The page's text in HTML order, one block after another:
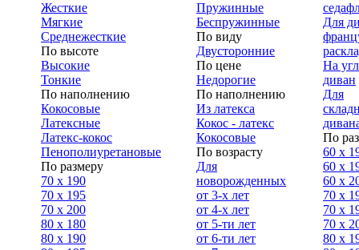
Жесткие
Мягкие
Среднежесткие
По высоте
Высокие
Тонкие
По наполнению
Кокосовые
Латексные
Латекс-кокос
Пенополиуретановые
По размеру
70 х 190
70 х 195
70 х 200
80 х 180
80 х 190
Пружинные
Беспружинные
По виду
Двусторонние
По цене
Недорогие
По наполнению
Из латекса
Кокос - латекс
Кокосовые
По возрасту
Для
новорожденных
от 3-х лет
от 4-х лет
от 5-ти лет
от 6-ти лет
Для
На
диван
Для
По
60 х
60 х
60 х
70 x
70 х
70 x
80 x